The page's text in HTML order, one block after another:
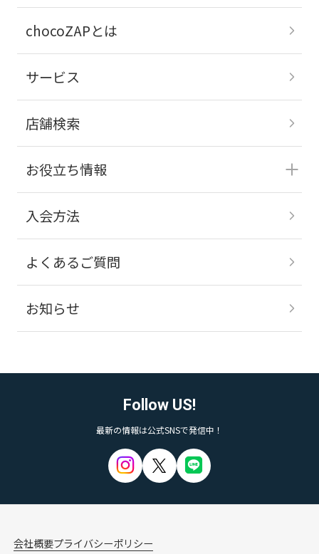
chocoZAPとは
サービス
店舗検索
お役立ち情報
入会方法
よくあるご質問
お知らせ
Follow US!
最新の情報は公式SNSで発信中！
会社概要プライバシーポリシー